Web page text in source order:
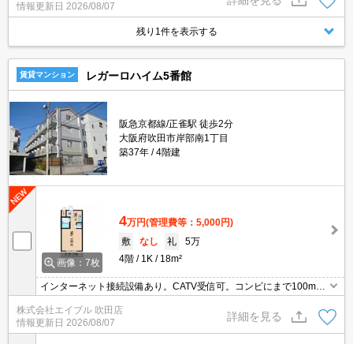
情報更新日 2026/08/07
残り1件を表示する
賃貸マンション レガーロハイム5番館
阪急京都線/正雀駅 徒歩2分
大阪府吹田市岸部南1丁目
築37年
4階建
画像：7枚
4万円(管理費等：5,000円)
敷
なし 礼
5万
4階
1K 18m²
インターネット接続設備あり。CATV受信可。コンビにまで100mは
うれしいね。
株式会社エイブル 吹田店
情報更新日 2026/08/07
詳細を見る